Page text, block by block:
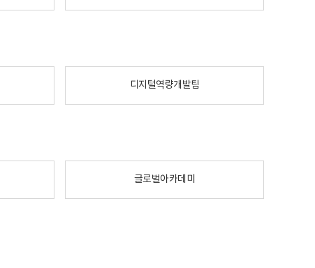
디지털역량개발팀
글로벌아카데미